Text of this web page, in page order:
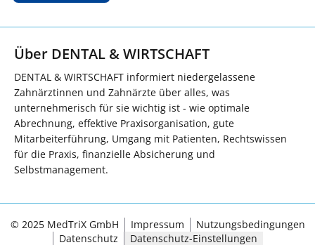
Über DENTAL & WIRTSCHAFT
DENTAL & WIRTSCHAFT informiert niedergelassene
Zahnärztinnen und Zahnärzte über alles, was
unternehmerisch für sie wichtig ist - wie optimale
Abrechnung, effektive Praxisorganisation, gute
Mitarbeiterführung, Umgang mit Patienten, Rechtswissen
für die Praxis, finanzielle Absicherung und
Selbstmanagement.
© 2025 MedTriX GmbH Impressum
Nutzungsbedingungen
Datenschutz
Datenschutz-Einstellungen